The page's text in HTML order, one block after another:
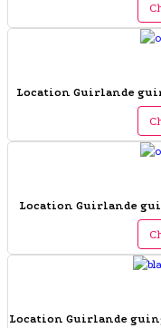
Location Guirlande
Location Guirlande
Location Guirlande